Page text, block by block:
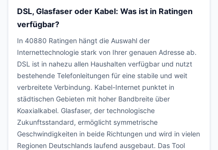
DSL, Glasfaser oder Kabel: Was ist in Ratingen
verfügbar?
In 40880 Ratingen hängt die Auswahl der
Internettechnologie stark von Ihrer genauen Adresse ab.
DSL ist in nahezu allen Haushalten verfügbar und nutzt
bestehende Telefonleitungen für eine stabile und weit
verbreitete Verbindung. Kabel-Internet punktet in
städtischen Gebieten mit hoher Bandbreite über
Koaxialkabel. Glasfaser, der technologische
Zukunftsstandard, ermöglicht symmetrische
Geschwindigkeiten in beide Richtungen und wird in vielen
Regionen Deutschlands laufend ausgebaut. Das Tool